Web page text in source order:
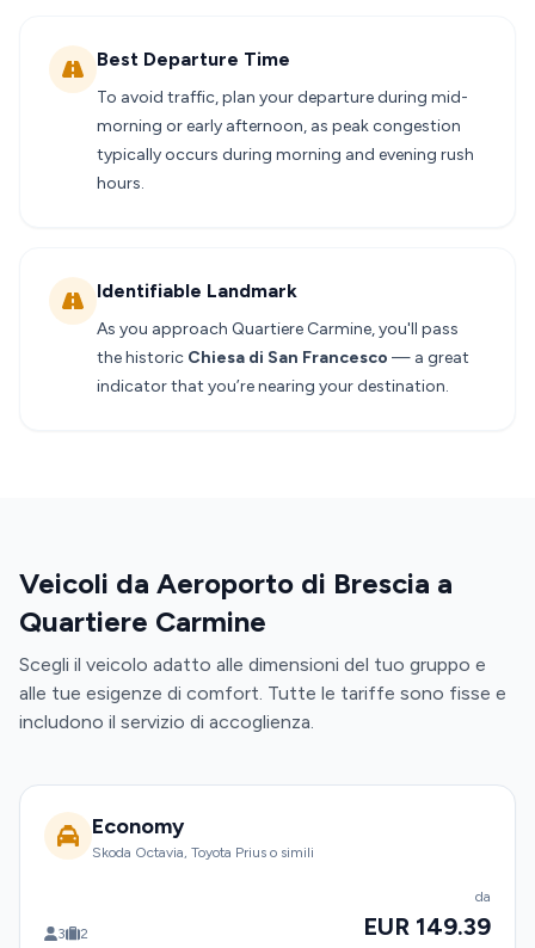
Best Departure Time
To avoid traffic, plan your departure during mid-
morning or early afternoon, as peak congestion
typically occurs during morning and evening rush
hours.
Identifiable Landmark
As you approach Quartiere Carmine, you'll pass
the historic Chiesa di San Francesco — a great
indicator that you’re nearing your destination.
Veicoli da Aeroporto di Brescia a
Quartiere Carmine
Scegli il veicolo adatto alle dimensioni del tuo gruppo e
alle tue esigenze di comfort. Tutte le tariffe sono fisse e
includono il servizio di accoglienza.
Economy
Skoda Octavia, Toyota Prius o simili
3 2
da
EUR 149.39